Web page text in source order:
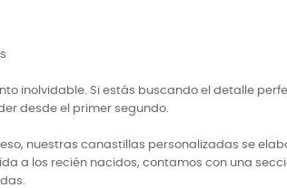
inolvidable. Si estás buscando el detalle
desde el primer segundo.
nuestras canastillas personalizadas se
a los recién nacidos, contamos con una